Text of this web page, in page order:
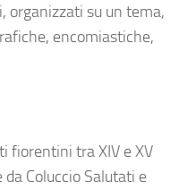
organizzati su un tema,
encomiastiche,
fiorentini tra XIV e XV
Coluccio Salutati e